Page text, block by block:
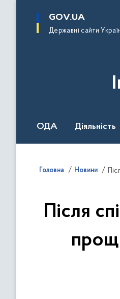
основного
GOV.UA
Державні сайти
ОДА Діяльність
Головна Новини
Після